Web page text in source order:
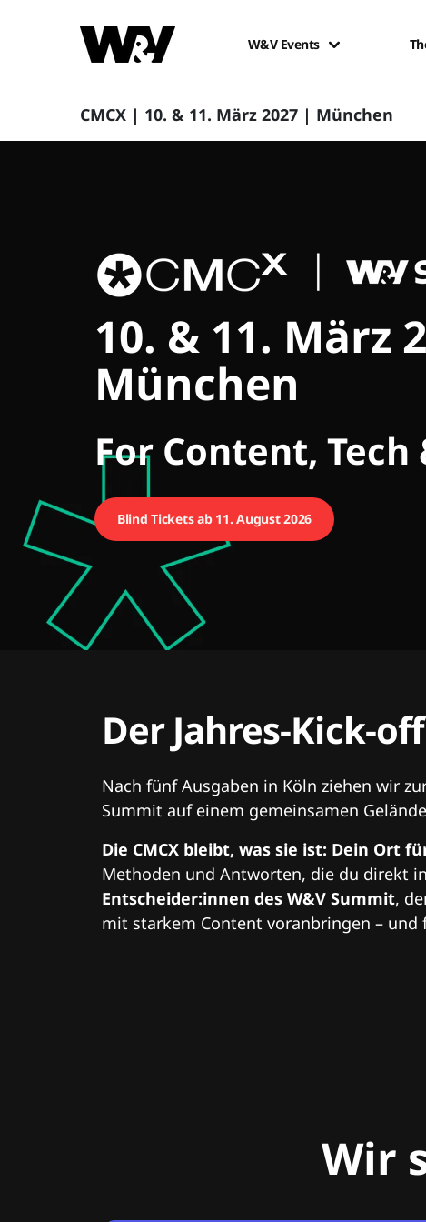
W&V Events
CMCX | 10. & 11. März 2027 | München
CMCX
10. & 11. März
München
For Content,
Blind Tickets ab 11. August 2026
Der Jahres-Kick-
Nach fünf Ausgaben in Köln ziehen wir
Summit auf einem gemeinsamen
Die CMCX bleibt, was sie ist: Dein Ort
Methoden und Antworten, die du direkt
Entscheider:innen des W&V Summit,
mit starkem Content voranbringen –
Wir